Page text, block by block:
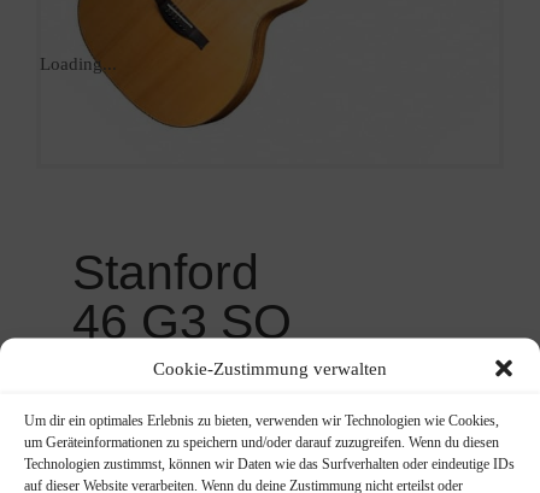
Cookie-Zustimmung verwalten
Um dir ein optimales Erlebnis zu bieten, verwenden wir Technologien wie Cookies,
um Geräteinformationen zu speichern und/oder darauf zuzugreifen. Wenn du diesen
Technologien zustimmst, können wir Daten wie das Surfverhalten oder eindeutige IDs
auf dieser Website verarbeiten. Wenn du deine Zustimmung nicht erteilst oder
Loading...
Stanford
46 G3 SO
ECW
649,00€
Grand Aud. Ovankol mass.FD